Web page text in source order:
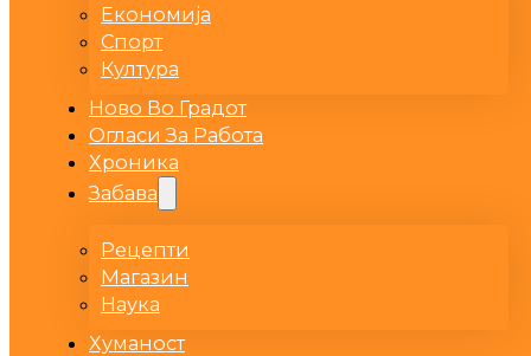
Економија
Спорт
Култура
Ново Во Градот
Огласи За Работа
Хроника
Забава
Рецепти
Магазин
Наука
Хуманост